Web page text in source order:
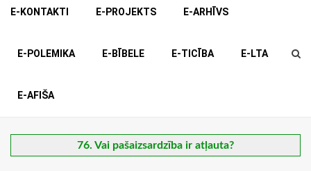
E-KONTAKTI E-PROJEKTS E-ARHĪVS
E-POLEMIKA E-BĪBELE E-TICĪBA E-LTA
E-AFIŠA
76. Vai pašaizsardzība ir atļauta?